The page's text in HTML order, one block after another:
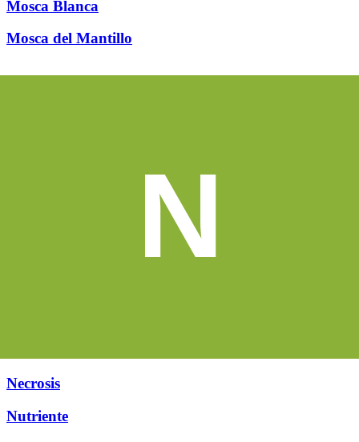
Mosca Blanca
Mosca del Mantillo
N
Necrosis
Nutriente